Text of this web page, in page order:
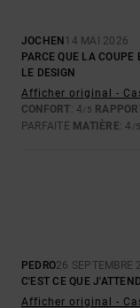
JOCHEN 14 MAI 2026
PARCE QUE LA COUPE
LE DESIGN
Afficher original -
CONFORT: 4/5
PARFAITE MATIÈRE: 4 /5
PEDRO26 SEPTEMBRE
C'EST CE QUE
Afficher original -